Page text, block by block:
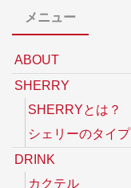
メニュー
ABOUT
SHERRY
SHERRYとは？
シェリーのタイプ
DRINK
カクテル